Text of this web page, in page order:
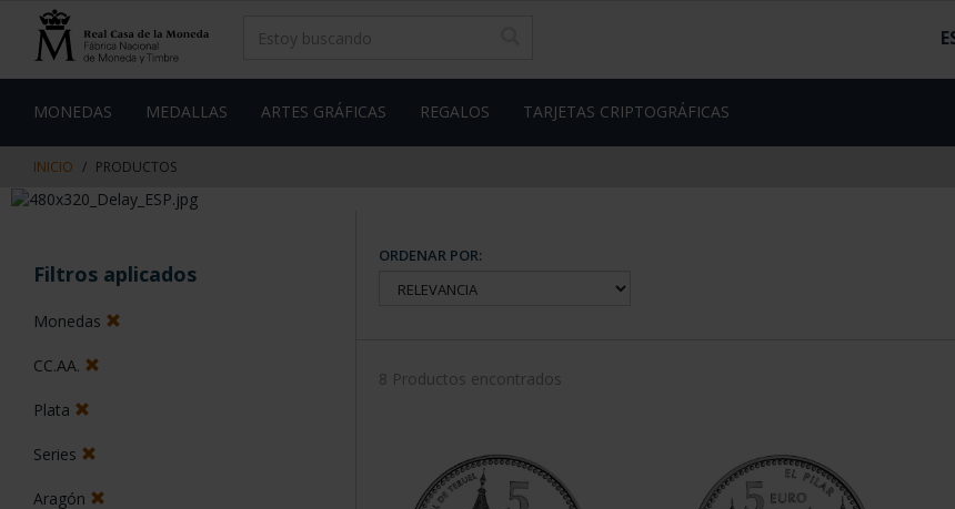
contenido
de
MONEDAS MEDALLAS ARTES GRÁFICAS REGALOS TARJETAS CRIPTOGRÁFICAS
INICIO PRODUCTOS
Filtros aplicados
Monedas
CC.AA.
Plata
Series
Aragón
ORDENAR POR:
8 Productos encontrados